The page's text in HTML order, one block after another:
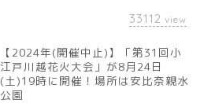
33112 view
【2024年(開催中止)】「第31回小
江戸川越花火大会」が8月24日
(土)19時に開催！場所は安比奈親水
公園